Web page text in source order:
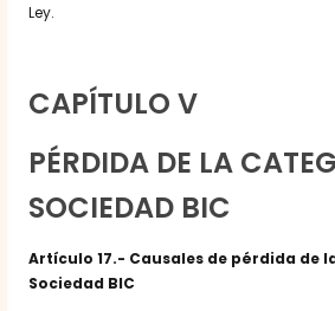
Ley.
CAPÍTULO V
PÉRDIDA DE LA
SOCIEDAD BIC
Artículo 17.- Causales de pérdida de
Sociedad BIC